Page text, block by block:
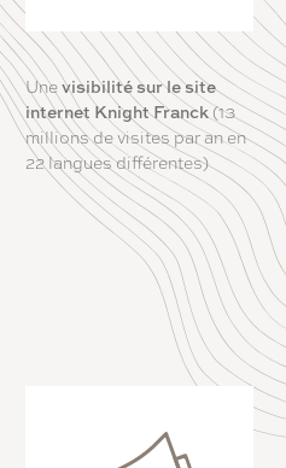
Unevisibilité sur le site
internet Knight Franck(13
millions de visites par an en
22 langues différentes)